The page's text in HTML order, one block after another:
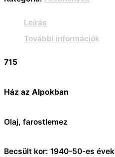
Leírás
További információk
715
Ház az Alpokban
Olaj, farostlemez
Becsült kor: 1940-50-es évek